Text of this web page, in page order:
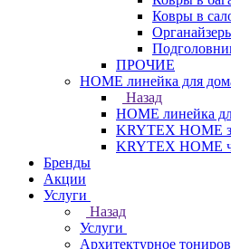
Ковры в
ПРОЧИЕ
HOME линейка для
Назад
HOME линейка
KRYTEX HOME
KRYTEX HOME
Бренды
Акции
Услуги
Назад
Услуги
Архитектурное